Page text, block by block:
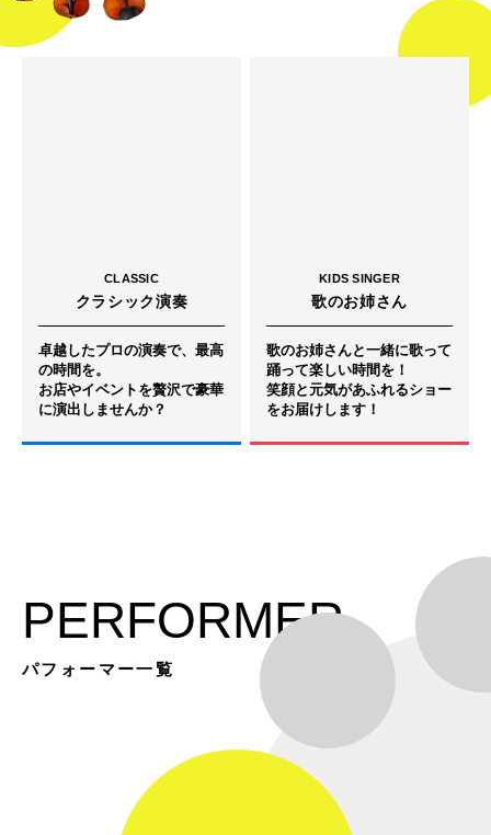
CLASSIC
クラシック演奏
卓越したプロの演奏で、最高
の時間を。
お店やイベントを贅沢で豪華
に演出しませんか？
KIDS SINGER
歌のお姉さん
歌のお姉さんと一緒に歌って
踊って楽しい時間を！
笑顔と元気があふれるショー
をお届けします！
PERFORMER
パフォーマー一覧